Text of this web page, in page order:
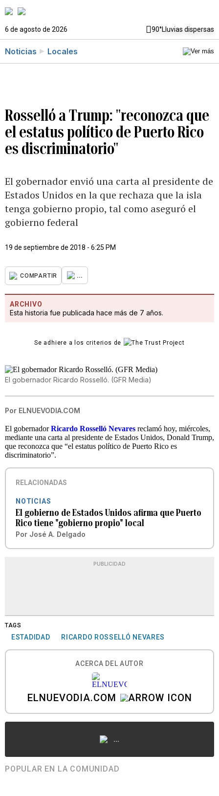
6 de agosto de 2026 90°Lluvias dispersas
Noticias Locales
Rosselló a Trump: "reconozca que
el estatus político de Puerto Rico
es discriminatorio"
El gobernador envió una carta al presidente de
Estados Unidos en la que rechaza que la isla
tenga gobierno propio, tal como aseguró el
gobierno federal
19 de septiembre de 2018 - 6:25 PM
COMPARTIR ...
ARCHIVO
Esta historia fue publicada hace más de 7 años.
Se adhiere a los criterios de
El gobernador Ricardo Rosselló. (GFR Media)
Por ELNUEVODIA.COM
El gobernadorRicardo Rosselló Nevares reclamó hoy, miércoles,
mediante una carta al presidente de Estados Unidos, Donald Trump,
que reconozca que “el estatus político de Puerto Rico es
discriminatorio”.
RELACIONADAS
NOTICIAS
El gobierno de Estados Unidos afirma que Puerto
Rico tiene "gobierno propio" local
Por José A. Delgado
PUBLICIDAD
TAGS
ESTADIDAD RICARDO ROSSELLÓ NEVARES
ACERCA DEL AUTOR
ELNUEVODIA.COM
...
POPULAR EN LA COMUNIDAD